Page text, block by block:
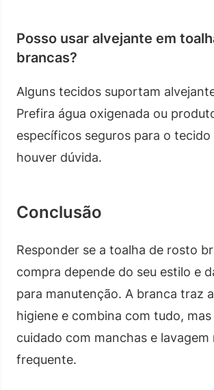
Posso usar alvejante em
brancas?
Alguns tecidos suportam
Prefira água oxigenada ou
específicos seguros para o tecido
houver dúvida.
Conclusão
Responder se a toalha de rosto
compra depende do seu estilo e
para manutenção. A branca traz
higiene e combina com tudo, mas
cuidado com manchas e lavagem
frequente.